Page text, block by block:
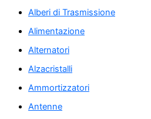
Alberi di Trasmissione
Alimentazione
Alternatori
Alzacristalli
Ammortizzatori
Antenne